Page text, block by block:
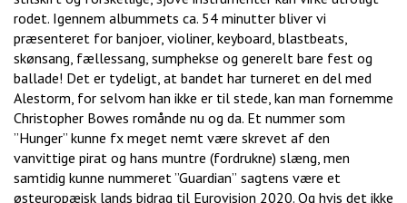
rodet. Igennem albummets ca. 54 minutter bliver vi
præsenteret for banjoer, violiner, keyboard, blastbeats,
skønsang, fællessang, sumphekse og generelt bare fest og
ballade! Det er tydeligt, at bandet har turneret en del med
Alestorm, for selvom han ikke er til stede, kan man fornemme
Christopher Bowes romånde nu og da. Et nummer som
”Hunger” kunne fx meget nemt være skrevet af den
vanvittige pirat og hans muntre (fordrukne) slæng, men
samtidig kunne nummeret ”Guardian” sagtens være et
østeuropæisk lands bidrag til Eurovision 2020. Og hvis det ikke